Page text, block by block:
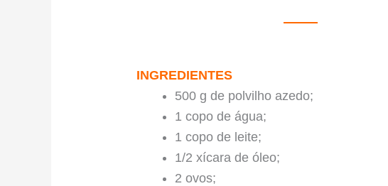
INGREDIENTES
500 g de polvilho azedo;
1 copo de água;
1 copo de leite;
1/2 xícara de óleo;
2 ovos;